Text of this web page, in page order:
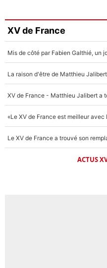
XV de France
ACTUS